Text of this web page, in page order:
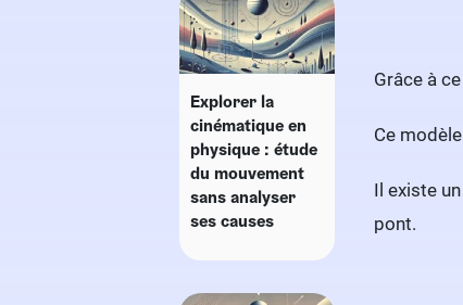
Grâce à
Ce
Il existe
pont.
Explorer la
cinématique en
physique : étude
du mouvement
sans analyser
ses causes